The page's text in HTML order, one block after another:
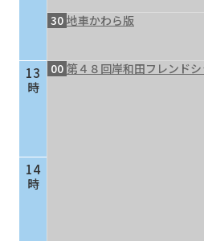
13
時
14
時
30 地車かわら版
00 第４８回岸和田フレンド